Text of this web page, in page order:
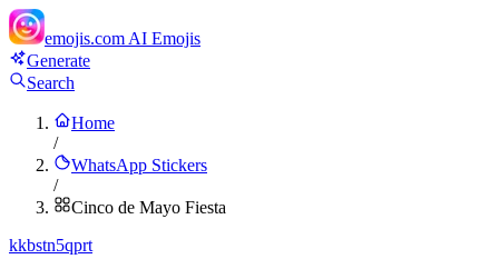
emojis.com AI Emojis
Generate
Search
Home
/
WhatsApp Stickers
/
Cinco de Mayo Fiesta
kkbstn5qprt